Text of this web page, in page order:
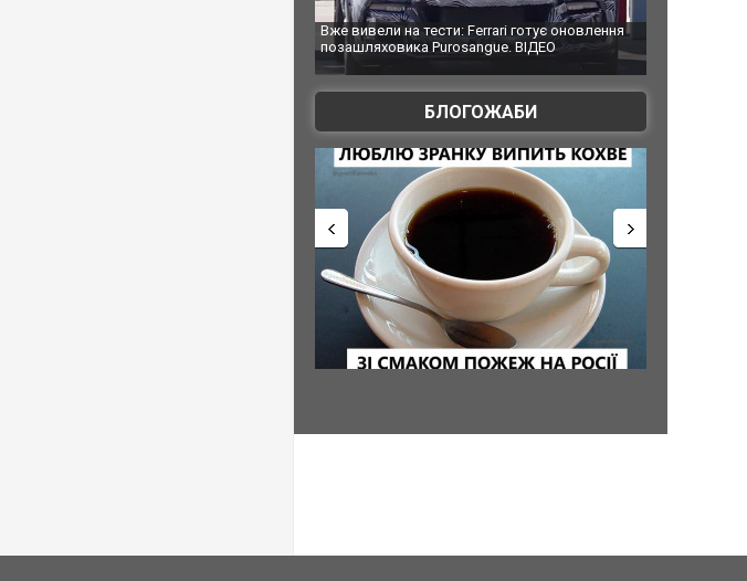
Вже вивели на тести: Ferrari готує оновлення
позашляховика Purosangue. ВІДЕО
Вийшов трейлер
фільму "Афера
БЛОГОЖАБИ